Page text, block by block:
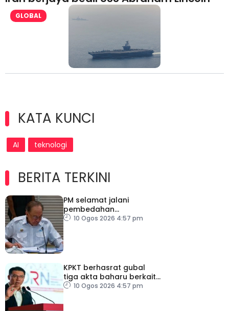
GLOBAL
KATA KUNCI
AI teknologi
BERITA TERKINI
PM selamat jalani
pembedahan
laparoskopi rawat hernia
10 Ogos 2026 4:57 pm
KPKT berhasrat gubal
tiga akta baharu berkait
perumahan
10 Ogos 2026 4:57 pm